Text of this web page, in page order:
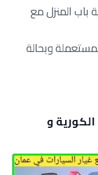
باب المنزل مع
وبحالة
و